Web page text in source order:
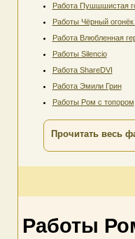
Работа Пушшшистая
Работы Чёрный огонёк
Работа Влюбленная
Работы Silencio
Работа ShareDVI
Работа Эмили Грин
Работы Ром с топором
Прочитать весь
Работы